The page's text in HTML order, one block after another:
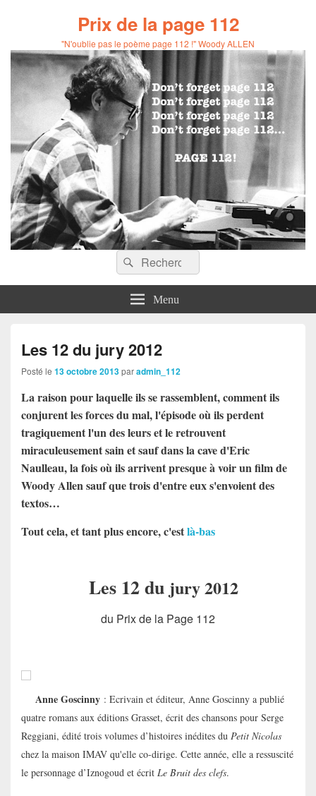
Prix de la page 112
"N'oublie pas le poème page 112 !" Woody ALLEN
Recherche :
Rechercher
Menu
Les 12 du jury 2012
Posté le 13 octobre 2013paradmin_112
La raison pour laquelle ils se rassemblent,comment ils
conjurent les forces du mal, l'épisode où ils perdent
tragiquement l'un des leurs et le retrouvent
miraculeusement sain et sauf dans la cave d'Eric
Naulleau, la fois où ils arrivent presque à voir un film de
Woody Allen sauf que trois d'entre eux s'envoient des
textos…
Tout cela, et tant plus encore, c'estlà-bas
Les 12 du jury 2012
du Prix de la Page 112
Anne Goscinny : Ecrivain et éditeur, Anne Goscinny a publié
quatre romans aux éditions Grasset, écrit des chansons pour Serge
Reggiani, édité trois volumes d’histoires inédites du Petit Nicolas
chez la maison IMAV qu'elle co-dirige. Cette année, elle a ressuscité
le personnage d’Iznogoud et écrit Le Bruit des clefs.